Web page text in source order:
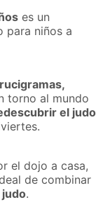
es un
para niños a
torno al mundo
el judo
el dojo a casa,
de combinar
judo.